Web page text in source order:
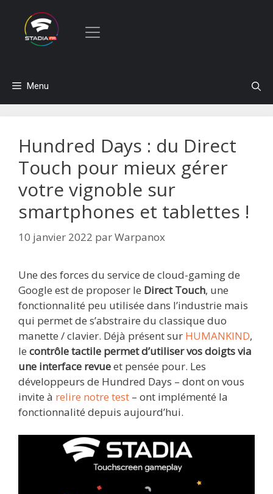
contenu
Menu
Hundred Days : du Direct
Touch pour mieux gérer
votre vignoble sur
smartphones et tablettes !
10 janvier 2022 parWarpanox
Une des forces du service de cloud-gaming de
Google est de proposer le Direct Touch, une
fonctionnalité peu utilisée dans l’industrie mais
qui permet de s’abstraire du classique duo
manette / clavier. Déjà présent sur HUMANKIND,
le contrôle tactile permet d’utiliser vos doigts via
une interface revueet pensée pour. Les
développeurs de Hundred Days – dont on vous
invite à relire notre test – ont implémenté la
fonctionnalité depuis aujourd’hui.